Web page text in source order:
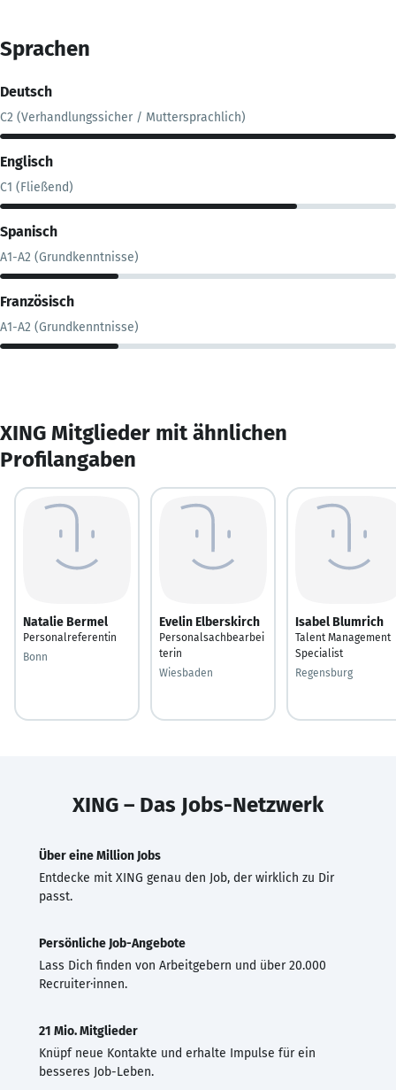
Sprachen
Deutsch
C2 (Verhandlungssicher / Muttersprachlich)
Englisch
C1 (Fließend)
Spanisch
A1-A2 (Grundkenntnisse)
Französisch
A1-A2 (Grundkenntnisse)
XING Mitglieder mit ähnlichen
Profilangaben
Natalie Bermel
Personalreferentin
Bonn
Evelin Elberskirch
Personalsachbearbei
terin
Wiesbaden
Isabel Blumrich
Talent Management
Specialist
Regensburg
XING – Das Jobs-Netzwerk
Über eine Million Jobs
Entdecke mit XING genau den Job, der wirklich zu Dir
passt.
Persönliche Job-Angebote
Lass Dich finden von Arbeitgebern und über 20.000
Recruiter·innen.
21 Mio. Mitglieder
Knüpf neue Kontakte und erhalte Impulse für ein
besseres Job-Leben.